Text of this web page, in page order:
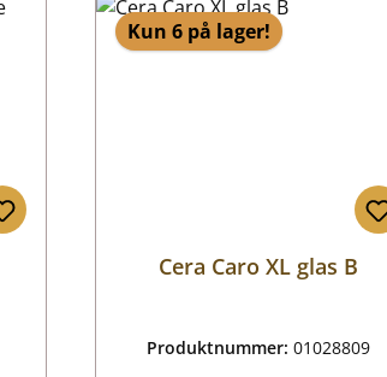
Kun 6 på lager!
Cera Caro XL glas B
Produktnummer:01028809